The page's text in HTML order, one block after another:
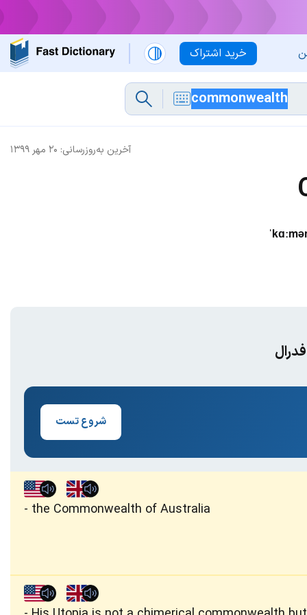
خرید اشتراک
آخرین به‌روزرسانی: ۲۰ مهر ۱۳۹۹
شروع تست
the Commonwealth of Australia